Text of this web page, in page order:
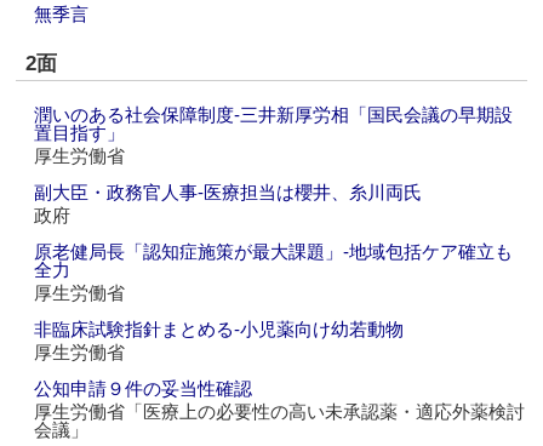
無季言
2面
潤いのある社会保障制度‐三井新厚労相「国民会議の早期設
置目指す」
厚生労働省
副大臣・政務官人事‐医療担当は櫻井、糸川両氏
政府
原老健局長「認知症施策が最大課題」‐地域包括ケア確立も
全力
厚生労働省
非臨床試験指針まとめる‐小児薬向け幼若動物
厚生労働省
公知申請９件の妥当性確認
厚生労働省「医療上の必要性の高い未承認薬・適応外薬検討
会議」